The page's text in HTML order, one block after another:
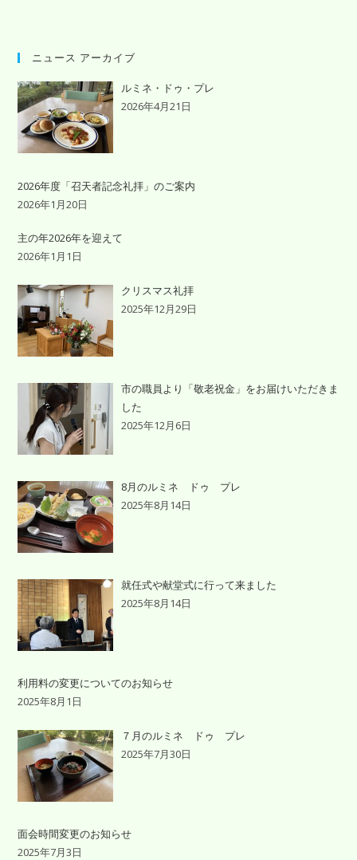
ニュース アーカイブ
ルミネ・ドゥ・プレ
2026年4月21日
2026年度「召天者記念礼拝」のご案内
2026年1月20日
主の年2026年を迎えて
2026年1月1日
クリスマス礼拝
2025年12月29日
市の職員より「敬老祝金」をお届けいただきま
した
2025年12月6日
8月のルミネ ドゥ プレ
2025年8月14日
就任式や献堂式に行って来ました
2025年8月14日
利用料の変更についてのお知らせ
2025年8月1日
７月のルミネ ドゥ プレ
2025年7月30日
面会時間変更のお知らせ
2025年7月3日